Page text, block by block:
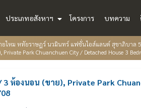
ประเภทอสังหาฯ โครงการ บทความ
ยไหม หทัยราษฎร์ นวมินทร์ แฟชั่นไอส์แลนด์ สุขาภิบาล 5
Park Chuanchuen City / Detached House 3
ห้องนอน (ขาย), Private Park